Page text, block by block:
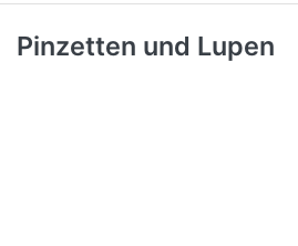
Pinzetten und Lupen